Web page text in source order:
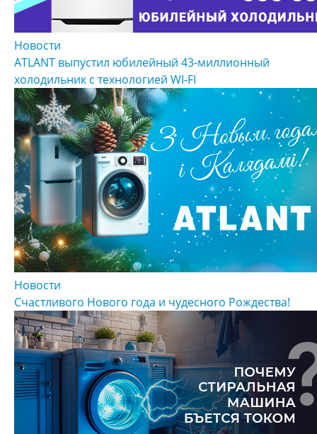
Новости
ATLANT выпустил юбилейный 43-миллионный
холодильник с технологией WI-FI
Новости
Счастливого Нового года и чудесного Рождества!